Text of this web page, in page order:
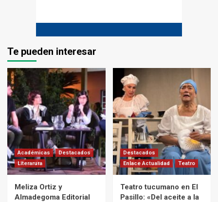
Te pueden interesar
Académicas
Destacados
Literarura
Meliza Ortiz y
Almadegoma Editorial
Destacados
Enlace Actualidad
Teatro
Teatro tucumano en El
Pasillo: «Del aceite a la